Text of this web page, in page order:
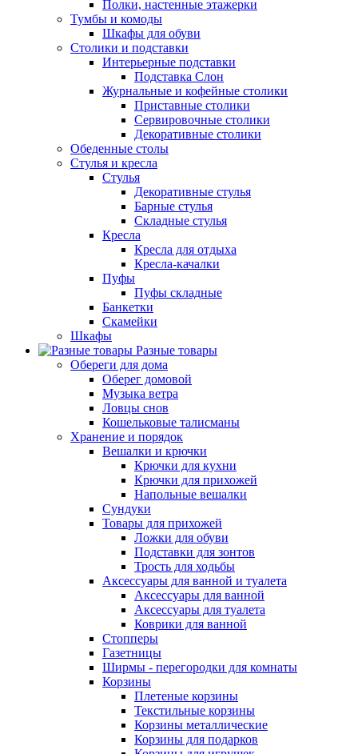
Полки, настенные этажерки
Тумбы и комоды
Шкафы для обуви
Столики и подставки
Интерьерные подставки
Подставка Слон
Журнальные и кофейные столики
Приставные столики
Сервировочные столики
Декоративные столики
Обеденные столы
Стулья и кресла
Стулья
Декоративные стулья
Барные стулья
Складные стулья
Кресла
Кресла для отдыха
Кресла-качалки
Пуфы
Пуфы складные
Банкетки
Скамейки
Шкафы
Разные товары
Обереги для дома
Оберег домовой
Музыка ветра
Ловцы снов
Кошельковые талисманы
Хранение и порядок
Вешалки и крючки
Крючки для кухни
Крючки для прихожей
Напольные вешалки
Сундуки
Товары для прихожей
Ложки для обуви
Подставки для зонтов
Трость для ходьбы
Аксессуары для ванной и туалета
Аксессуары для ванной
Аксессуары для туалета
Коврики для ванной
Стопперы
Газетницы
Ширмы - перегородки для комнаты
Корзины
Плетеные корзины
Текстильные корзины
Корзины металлические
Корзины для подарков